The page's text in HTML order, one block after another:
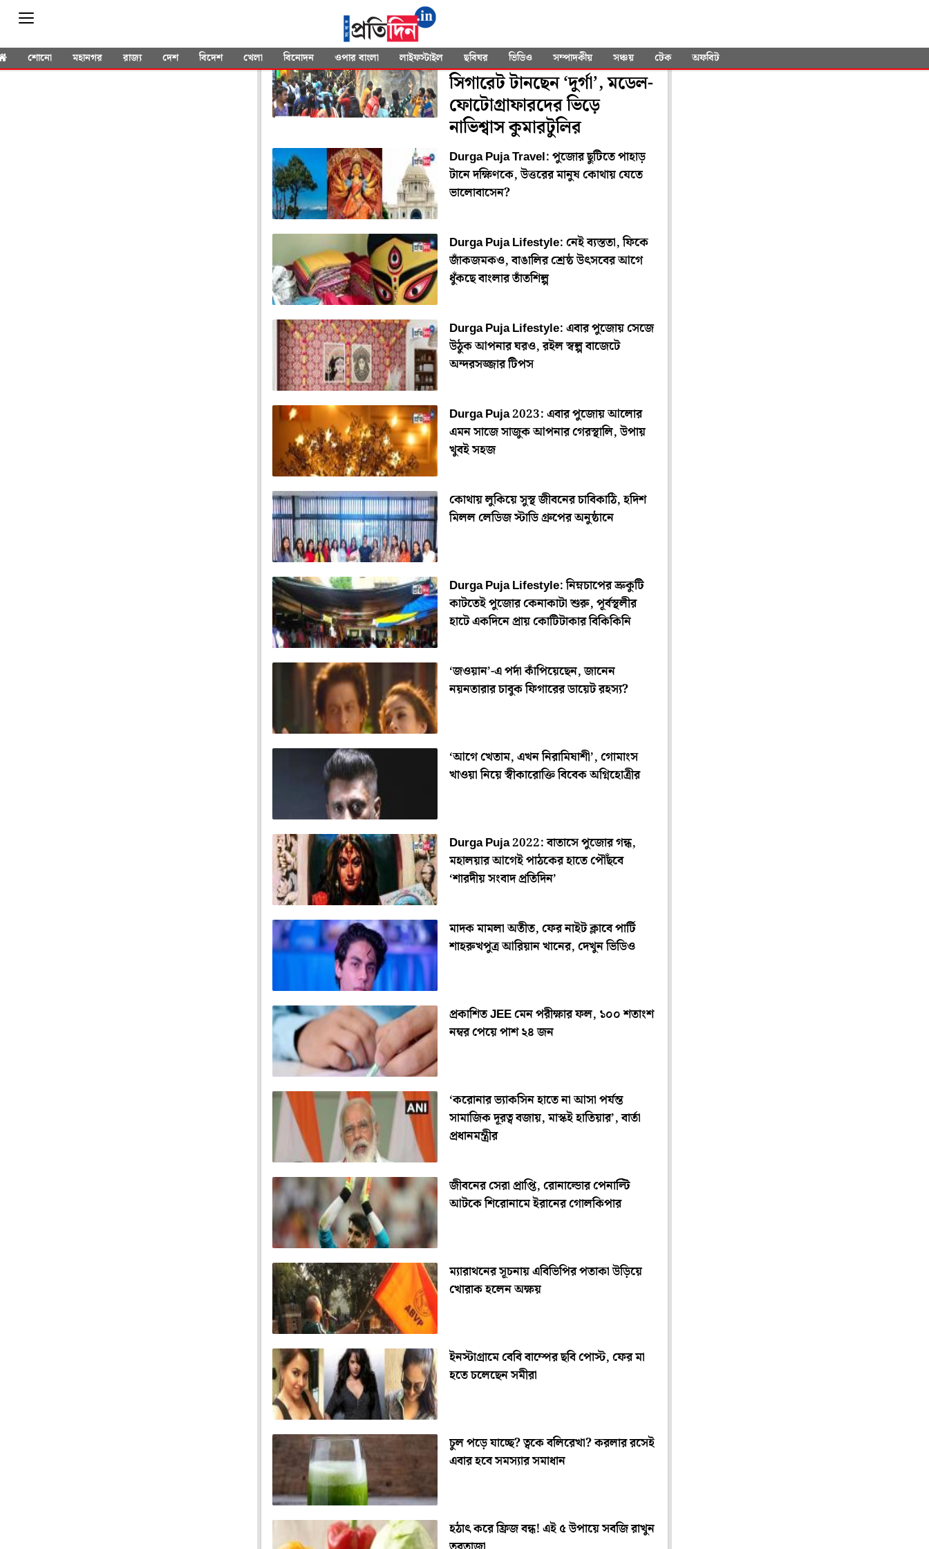
শোনো মহানগর রাজ্য দেশ বিদেশ খেলা বিনোদন ওপার বাংলা লাইফস্টাইল ছবিঘর ভিডিও সম্পাদকীয় সঞ্চয় টেক অফবিট
YOU SEARCHED FOR"Lifestyle"
Kolkata Durga Puja:
সিগারেট টানছেন ‘দুর্গা’, মডেল-
ফোটোগ্রাফারদের ভিড়ে
নাভিশ্বাস কুমারটুলির
Durga Puja Travel: পুজোর ছুটিতে পাহাড়
টানে দক্ষিণকে, উত্তরের মানুষ কোথায় যেতে
ভালোবাসেন?
Durga Puja Lifestyle: নেই ব্যস্ততা, ফিকে
জাঁকজমকও, বাঙালির শ্রেষ্ঠ উৎসবের আগে
ধুঁকছে বাংলার তাঁতশিল্প
Durga Puja Lifestyle: এবার পুজোয় সেজে
উঠুক আপনার ঘরও, রইল স্বল্প বাজেটে
অন্দরসজ্জার টিপস
Durga Puja 2023: এবার পুজোয় আলোর
এমন সাজে সাজুক আপনার গেরস্থালি, উপায়
খুবই সহজ
কোথায় লুকিয়ে সুস্থ জীবনের চাবিকাঠি, হদিশ
মিলল লেডিজ স্টাডি গ্রুপের অনুষ্ঠানে
Durga Puja Lifestyle: নিম্নচাপের ভ্রুকুটি
কাটতেই পুজোর কেনাকাটা শুরু, পূর্বস্থলীর
হাটে একদিনে প্রায় কোটিটাকার বিকিকিনি
‘জওয়ান’-এ পর্দা কাঁপিয়েছেন, জানেন
নয়নতারার চাবুক ফিগারের ডায়েট রহস্য?
‘আগে খেতাম, এখন নিরামিষাশী’, গোমাংস
খাওয়া নিয়ে স্বীকারোক্তি বিবেক অগ্নিহোত্রীর
Durga Puja 2022: বাতাসে পুজোর গন্ধ,
মহালয়ার আগেই পাঠকের হাতে পৌঁছবে
‘শারদীয় সংবাদ প্রতিদিন’
মাদক মামলা অতীত, ফের নাইট ক্লাবে পার্টি
শাহরুখপুত্র আরিয়ান খানের, দেখুন ভিডিও
প্রকাশিত JEE মেন পরীক্ষার ফল, ১০০ শতাংশ
নম্বর পেয়ে পাশ ২৪ জন
‘করোনার ভ্যাকসিন হাতে না আসা পর্যন্ত
সামাজিক দূরত্ব বজায়, মাস্কই হাতিয়ার’, বার্তা
প্রধানমন্ত্রীর
জীবনের সেরা প্রাপ্তি, রোনাল্ডোর পেনাল্টি
আটকে শিরোনামে ইরানের গোলকিপার
ম্যারাথনের সূচনায় এবিভিপির পতাকা উড়িয়ে
খোরাক হলেন অক্ষয়
ইনস্টাগ্রামে বেবি বাম্পের ছবি পোস্ট, ফের মা
হতে চলেছেন সমীরা
চুল পড়ে যাচ্ছে? ত্বকে বলিরেখা? করলার রসেই
এবার হবে সমস্যার সমাধান
হঠাৎ করে ফ্রিজ বন্ধ! এই ৫ উপায়ে সবজি রাখুন